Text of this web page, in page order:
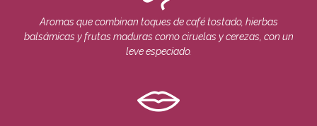
Aromas que combinan toques de café tostado, hierbas
balsámicas y frutas maduras como ciruelas y cerezas, con un
leve especiado.